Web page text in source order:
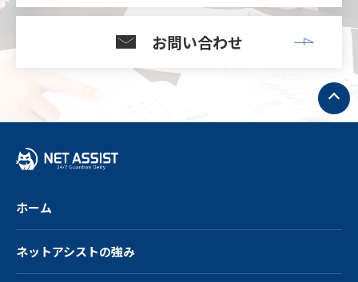
お問い合わせ
ト
ッ
プ
へ
ホーム
ネットアシストの強み